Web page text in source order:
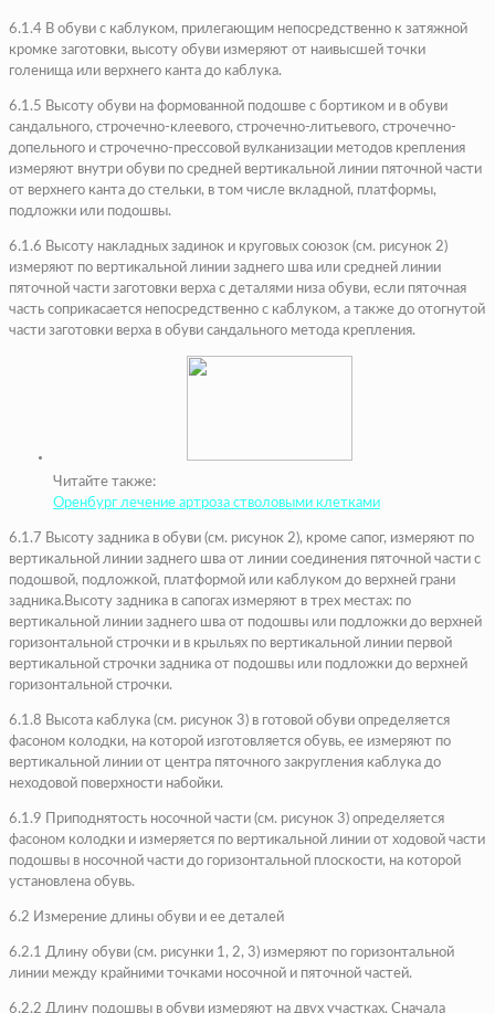
6.1.4 В обуви с каблуком, прилегающим непосредственно к затяжной
кромке заготовки, высоту обуви измеряют от наивысшей точки
голенища или верхнего канта до каблука.
6.1.5 Высоту обуви на формованной подошве с бортиком и в обуви
сандального, строчечно-клеевого, строчечно-литьевого, строчечно-
допельного и строчечно-прессовой вулканизации методов крепления
измеряют внутри обуви по средней вертикальной линии пяточной части
от верхнего канта до стельки, в том числе вкладной, платформы,
подложки или подошвы.
6.1.6 Высоту накладных задинок и круговых союзок (см. рисунок 2)
измеряют по вертикальной линии заднего шва или средней линии
пяточной части заготовки верха с деталями низа обуви, если пяточная
часть соприкасается непосредственно с каблуком, а также до отогнутой
части заготовки верха в обуви сандального метода крепления.
Читайте также:
Оренбург лечение артроза стволовыми клетками
6.1.7 Высоту задника в обуви (см. рисунок 2), кроме сапог, измеряют по
вертикальной линии заднего шва от линии соединения пяточной части с
подошвой, подложкой, платформой или каблуком до верхней грани
задника.Высоту задника в сапогах измеряют в трех местах: по
вертикальной линии заднего шва от подошвы или подложки до верхней
горизонтальной строчки и в крыльях по вертикальной линии первой
вертикальной строчки задника от подошвы или подложки до верхней
горизонтальной строчки.
6.1.8 Высота каблука (см. рисунок 3) в готовой обуви определяется
фасоном колодки, на которой изготовляется обувь, ее измеряют по
вертикальной линии от центра пяточного закругления каблука до
неходовой поверхности набойки.
6.1.9 Приподнятость носочной части (см. рисунок 3) определяется
фасоном колодки и измеряется по вертикальной линии от ходовой части
подошвы в носочной части до горизонтальной плоскости, на которой
установлена обувь.
6.2 Измерение длины обуви и ее деталей
6.2.1 Длину обуви (см. рисунки 1, 2, 3) измеряют по горизонтальной
линии между крайними точками носочной и пяточной частей.
6.2.2 Длину подошвы в обуви измеряют на двух участках. Сначала